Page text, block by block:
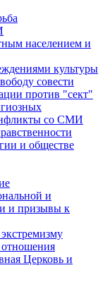
населением и
культуры
совести
против "сект"
со СМИ
и обществе
и
и призывы к
Церковь и